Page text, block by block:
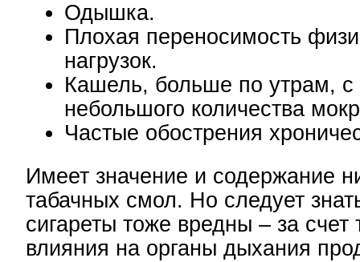
Одышка.
Плохая переносимость
нагрузок.
Кашель, больше по утрам, с
небольшого количества
Частые обострения
Имеет значение и содержание
табачных смол. Но следует
сигареты тоже вредны – за счет
влияния на органы дыхания